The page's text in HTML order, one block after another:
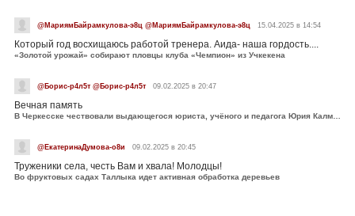
@МариямБайрамкулова-э8ц @МариямБайрамкулова-э8ц 15.04.2025 в 14:54
Который год восхищаюсь работой тренера. Аида- наша гордость....
«Золотой урожай» собирают пловцы клуба «Чемпион» из Учкекена
@Борис-р4л5т @Борис-р4л5т 09.02.2025 в 20:47
Вечная память
В Черкесске чествовали выдающегося юриста, учёного и педагога Юрия Калмыкова
@ЕкатеринаДумова-о8и 09.02.2025 в 20:45
Труженики села, честь Вам и хвала! Молодцы!
Во фруктовых садах Таллыка идет активная обработка деревьев